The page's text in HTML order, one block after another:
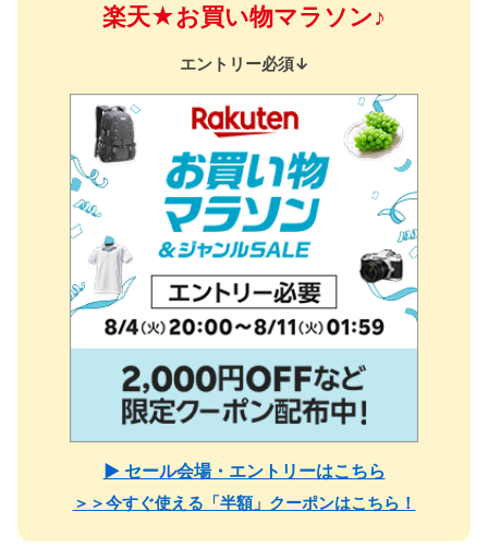
楽天★お買い物マラソン♪
エントリー必須↓
▶ セール会場・エントリーはこちら
＞＞今すぐ使える「半額」クーポンはこちら！